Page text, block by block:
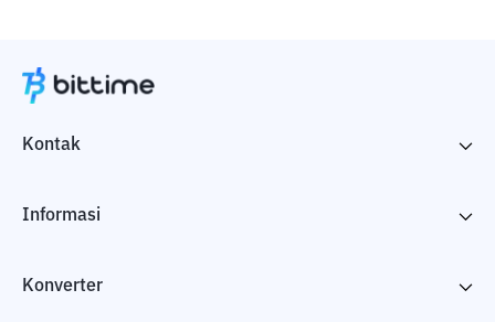
Kontak
Informasi
Konverter